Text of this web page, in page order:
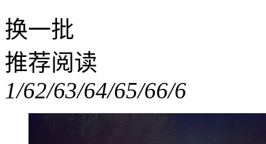
换一批
推荐阅读
1/62/63/64/65/66/6